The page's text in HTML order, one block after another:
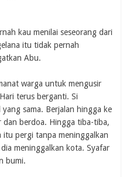
kau menilai seseorang dari
itu tidak pernah
Abu.
warga untuk mengusir
terus berganti. Si
sama. Berjalan hingga ke
berdoa. Hingga tiba-tiba,
itu pergi tanpa meninggalkan
meninggalkan kota. Syafar
bumi.